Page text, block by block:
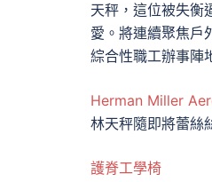
天秤，這位被失衡
愛。將連續聚焦戶
綜合性職工辦事陣
Herman Miller
林天秤隨即將蕾絲
護脊工學椅